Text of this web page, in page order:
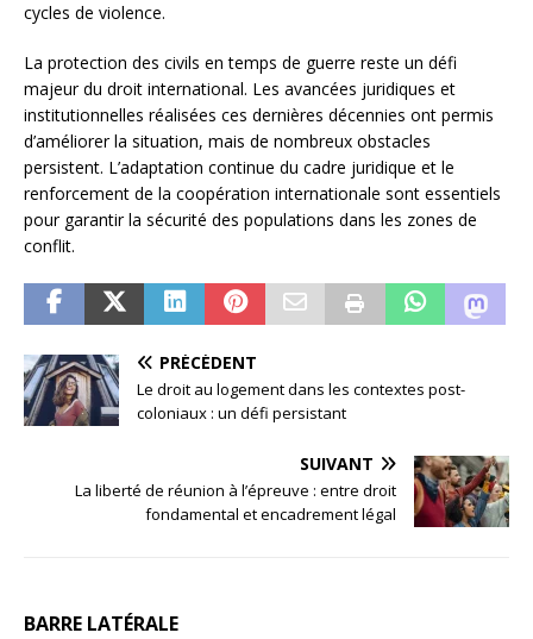
cycles de violence.
La protection des civils en temps de guerre reste un défi
majeur du droit international. Les avancées juridiques et
institutionnelles réalisées ces dernières décennies ont permis
d’améliorer la situation, mais de nombreux obstacles
persistent. L’adaptation continue du cadre juridique et le
renforcement de la coopération internationale sont essentiels
pour garantir la sécurité des populations dans les zones de
conflit.
PRÉCÉDENT
Le droit au logement dans les contextes post-
coloniaux : un défi persistant
SUIVANT
La liberté de réunion à l’épreuve : entre droit
fondamental et encadrement légal
BARRE LATÉRALE